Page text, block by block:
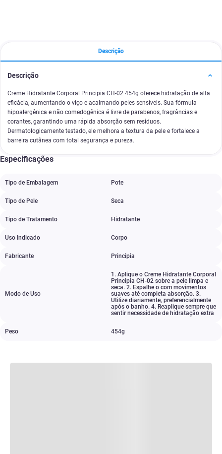
Descrição
Descrição
Creme Hidratante Corporal Principia CH-02 454g oferece hidratação de alta
eficácia, aumentando o viço e acalmando peles sensíveis. Sua fórmula
hipoalergênica e não comedogênica é livre de parabenos, fragrâncias e
corantes, garantindo uma rápida absorção sem resíduos.
Dermatologicamente testado, ele melhora a textura da pele e fortalece a
barreira cutânea com total segurança e pureza.
Especificações
Tipo de Embalagem Pote
Tipo de Pele Seca
Tipo de Tratamento Hidratante
Uso Indicado Corpo
Fabricante Principia
Modo de Uso
1. Aplique o Creme Hidratante Corporal
Principia CH-02 sobre a pele limpa e
seca. 2. Espalhe o com movimentos
suaves até completa absorção. 3.
Utilize diariamente, preferencialmente
após o banho. 4. Reaplique sempre que
sentir necessidade de hidratação extra
Peso 454g